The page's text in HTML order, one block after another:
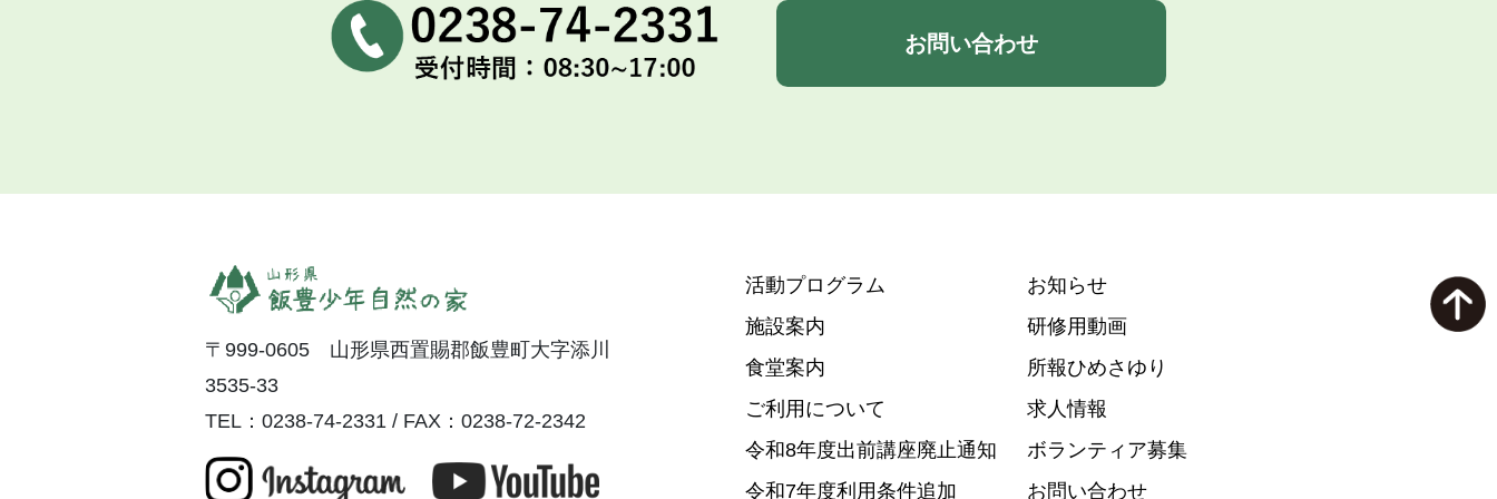
お問い合わせ
〒999-0605 山形県西置賜郡飯豊町大字添川
3535-33
TEL：0238-74-2331 / FAX：0238-72-2342
活動プログラム
施設案内
食堂案内
ご利用について
令和8年度出前講座廃止通知
令和7年度利用条件追加
お知らせ
研修用動画
所報ひめさゆり
求人情報
ボランティア募集
お問い合わせ